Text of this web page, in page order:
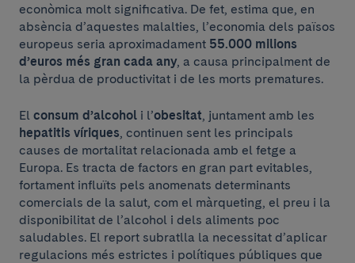
econòmica molt significativa. De fet, estima que, en
absència d’aquestes malalties, l’economia dels països
europeus seria aproximadament 55.000 milions
d’euros més gran cada any, a causa principalment de
la pèrdua de productivitat i de les morts prematures.
El consum d’alcohol i l’obesitat, juntament amb les
hepatitis víriques, continuen sent les principals
causes de mortalitat relacionada amb el fetge a
Europa. Es tracta de factors en gran part evitables,
fortament influïts pels anomenats determinants
comercials de la salut, com el màrqueting, el preu i la
disponibilitat de l’alcohol i dels aliments poc
saludables. El report subratlla la necessitat d’aplicar
regulacions més estrictes i polítiques públiques que